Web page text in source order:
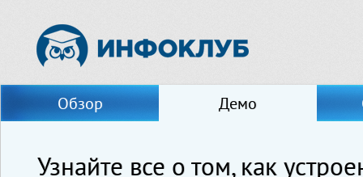
Обзор Демо
Узнайте все о том, как